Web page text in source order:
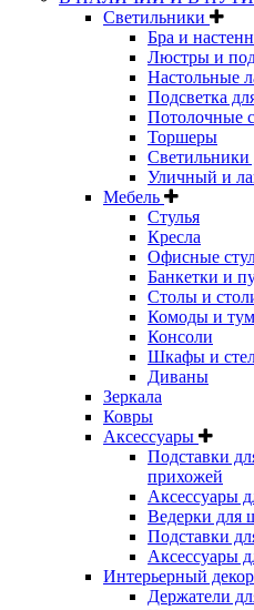
Светильники
Бра и
Люстры и
Настольные
Подсветка
Потолочные
Торшеры
Светильники
Уличный и
Мебель
Стулья
Кресла
Офисные
Банкетки и
Столы и
Комоды и
Консоли
Шкафы и
Диваны
Зеркала
Ковры
Аксессуары
Подставки
прихожей
Аксессуары
Ведерки для
Подставки
Аксессуары
Интерьерный декор
Держатели